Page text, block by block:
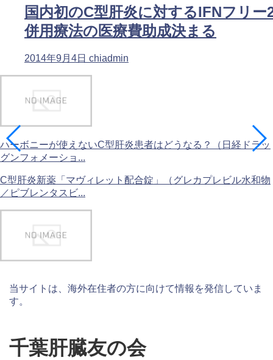
国内初のC型肝炎に対するIFNフリー
併用療法の医療費助成決まる
2014年9月4日 chiadmin
ハーボニーが使えないC型肝炎患者はどうなる？（日経ドラッ
グンフォメーショ...
C型肝炎新薬「マヴィレット配合錠」（グレカプレビル水和物
／ピブレンタスビ...
当サイトは、海外在住者の方に向けて情報を発信していま
す。
千葉肝臓友の会